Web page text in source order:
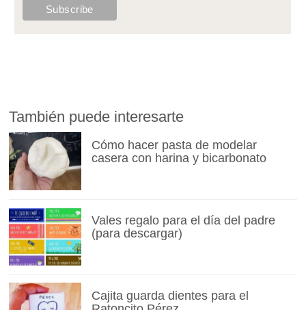
También puede interesarte
Cómo hacer pasta de modelar
casera con harina y bicarbonato
Vales regalo para el día del padre
(para descargar)
Cajita guarda dientes para el